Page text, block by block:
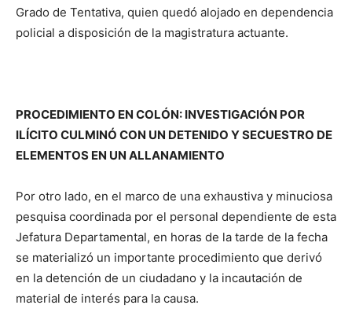
Grado de Tentativa, quien quedó alojado en dependencia
policial a disposición de la magistratura actuante.
PROCEDIMIENTO EN COLÓN: INVESTIGACIÓN POR
ILÍCITO CULMINÓ CON UN DETENIDO Y SECUESTRO DE
ELEMENTOS EN UN ALLANAMIENTO
Por otro lado, en el marco de una exhaustiva y minuciosa
pesquisa coordinada por el personal dependiente de esta
Jefatura Departamental, en horas de la tarde de la fecha
se materializó un importante procedimiento que derivó
en la detención de un ciudadano y la incautación de
material de interés para la causa.